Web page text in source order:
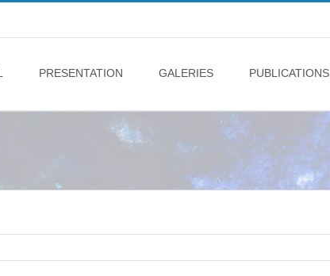
PRESENTATION GALERIES PUBLICATIONS